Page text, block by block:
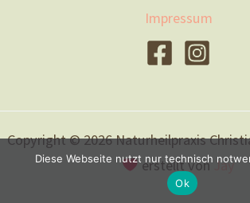
Impressum
Copyright © 2026 Naturheilpraxis
erstellt von Jay
Diese Webseite nutzt nur technisch
Ok